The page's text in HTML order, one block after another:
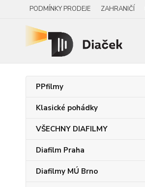
PODMÍNKY PRODEJE ZAHRANIČÍ
PPfilmy
Klasické pohádky
VŠECHNY DIAFILMY
Diafilm Praha
Diafilmy MÚ Brno